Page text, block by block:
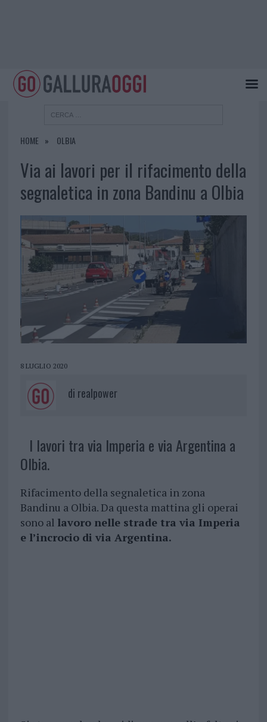
HOME OLBIA
Via ai lavori per il rifacimento della
segnaletica in zona Bandinu a Olbia
8 LUGLIO 2020
di realpower
I lavori tra via Imperia e via Argentina a
Olbia.
Rifacimento della segnaletica in zona
Bandinu a Olbia. Da questa mattina gli operai
sono al lavoro nelle strade tra via Imperia
e l’incrocio di via Argentina.